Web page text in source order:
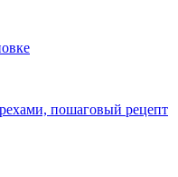
пошаговый рецепт